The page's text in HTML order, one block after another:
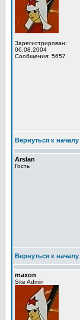
Зарегистрирован:
06.08.2004
Сообщения: 5657
Вернуться к началу
Arslan
Гость
Вернуться к началу
maxon
Site Admin